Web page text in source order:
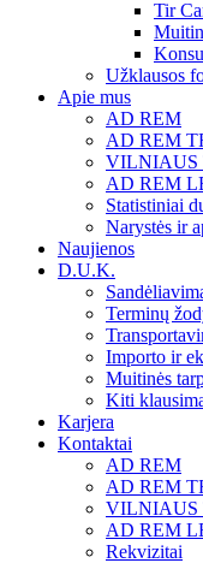
Tir
Užklausos
Apie mus
AD REM
AD REM
VILNIAUS
AD REM
Statistiniai
Narystės ir
Naujienos
D.U.K.
Terminų
Importo ir
Muitinės
Kiti
Karjera
Kontaktai
AD REM
AD REM
VILNIAUS
AD REM
Rekvizitai